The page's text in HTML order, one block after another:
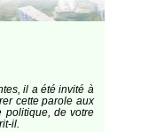
il a été invité à
cette parole aux
politique, de votre
il.